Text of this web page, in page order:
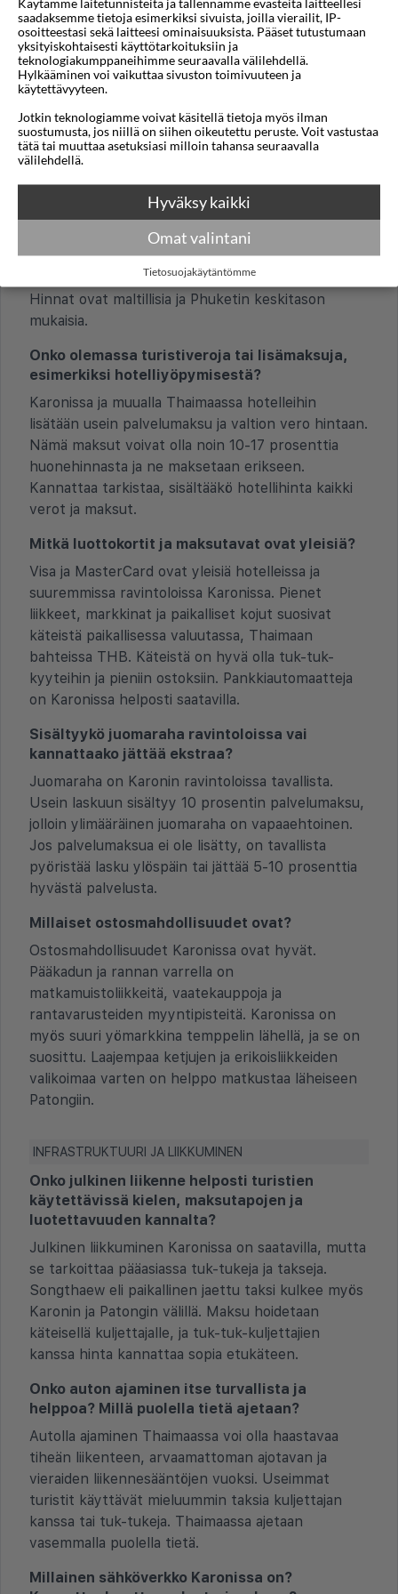
yleisesti?
Karonin virallinen kieli on thai. Turistialueilla sekä
hotelleissa, ravintoloissa ja liikkeissä pärjää hyvin
englannilla. Karon on yksi Phuketin suosituimmista
useimmissa turismiin liittyvissä palveluissa.
Millainen on yleinen hintataso?
Hintataso Karonissa on yleisesti alhainen
verrattuna Suomeen. Ruoka, kuljetukset ja
paikalliset palvelut ovat usein erittäin edullisia.
Hinnat ovat maltillisia ja Phuketin keskitason
mukaisia.
Onko olemassa turistiveroja tai lisämaksuja,
esimerkiksi hotelliyöpymisestä?
Karonissa ja muualla Thaimaassa hotelleihin
lisätään usein palvelumaksu ja valtion vero hintaan.
Nämä maksut voivat olla noin 10-17 prosenttia
huonehinnasta ja ne maksetaan erikseen.
Kannattaa tarkistaa, sisältääkö hotellihinta kaikki
verot ja maksut.
Mitkä luottokortit ja maksutavat ovat yleisiä?
Visa ja MasterCard ovat yleisiä hotelleissa ja
suuremmissa ravintoloissa Karonissa. Pienet
liikkeet, markkinat ja paikalliset kojut suosivat
käteistä paikallisessa valuutassa, Thaimaan
bahteissa THB. Käteistä on hyvä olla tuk-tuk-
kyyteihin ja pieniin ostoksiin. Pankkiautomaatteja
on Karonissa helposti saatavilla.
Sisältyykö juomaraha ravintoloissa vai
kannattaako jättää ekstraa?
Juomaraha on Karonin ravintoloissa tavallista.
Usein laskuun sisältyy 10 prosentin palvelumaksu,
jolloin ylimääräinen juomaraha on vapaaehtoinen.
Jos palvelumaksua ei ole lisätty, on tavallista
pyöristää lasku ylöspäin tai jättää 5-10 prosenttia
hyvästä palvelusta.
Millaiset ostosmahdollisuudet ovat?
Ostosmahdollisuudet Karonissa ovat hyvät.
Pääkadun ja rannan varrella on
matkamuistoliikkeitä, vaatekauppoja ja
rantavarusteiden myyntipisteitä. Karonissa on
myös suuri yömarkkina temppelin lähellä, ja se on
suosittu. Laajempaa ketjujen ja erikoisliikkeiden
valikoimaa varten on helppo matkustaa läheiseen
Patongiin.
INFRASTRUKTUURI JA LIIKKUMINEN
Onko julkinen liikenne helposti turistien
käytettävissä kielen, maksutapojen ja
luotettavuuden kannalta?
Julkinen liikkuminen Karonissa on saatavilla, mutta
se tarkoittaa pääasiassa tuk-tukeja ja takseja.
Songthaew eli paikallinen jaettu taksi kulkee myös
Karonin ja Patongin välillä. Maksu hoidetaan
käteisellä kuljettajalle, ja tuk-tuk-kuljettajien
kanssa hinta kannattaa sopia etukäteen.
Onko auton ajaminen itse turvallista ja
helppoa? Millä puolella tietä ajetaan?
Autolla ajaminen Thaimaassa voi olla haastavaa
tiheän liikenteen, arvaamattoman ajotavan ja
vieraiden liikennesääntöjen vuoksi. Useimmat
turistit käyttävät mieluummin taksia kuljettajan
kanssa tai tuk-tukeja. Thaimaassa ajetaan
vasemmalla puolella tietä.
Millainen sähköverkko Karonissa on?
saadaksemme tietoja esimerkiksi sivuista, joilla vierailit, IP-
osoitteestasi sekä laitteesi ominaisuuksista. Pääset tutustumaan
yksityiskohtaisesti käyttötarkoituksiin ja
teknologiakumppaneihimme seuraavalla välilehdellä.
Hylkääminen voi vaikuttaa sivuston toimivuuteen ja
käytettävyyteen.
Jotkin teknologiamme voivat käsitellä tietoja myös ilman
suostumusta, jos niillä on siihen oikeutettu peruste. Voit vastustaa
tätä tai muuttaa asetuksiasi milloin tahansa seuraavalla
välilehdellä.
Hyväksy kaikki
Omat valintani
Tietosuojakäytäntömme